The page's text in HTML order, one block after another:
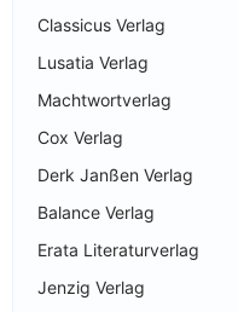
Classicus Verlag
Lusatia Verlag
Machtwortverlag
Cox Verlag
Derk Janßen Verlag
Balance Verlag
Erata Literaturverlag
Jenzig Verlag